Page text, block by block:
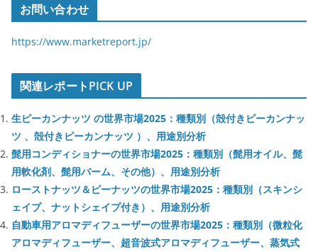
お問い合わせ
https://www.marketreport.jp/
関連レポートPICK UP
生ピーカンナッツ の世界市場2025：種類別（殻付きピーカンナッ
ツ 、殻付きピーカンナッツ ）、用途別分析
髭用コンディショナーの世界市場2025：種類別（髭用オイル、髭
用軟化剤、髭用バーム、その他）、用途別分析
ローストナッツ＆ピーナッツの世界市場2025：種類別（スキンシ
ェイプ、ナットシェイプ付き）、用途別分析
自動車用アロマディフューザーの世界市場2025：種類別（微粒化
アロマディフューザー、超音波式アロマディフューザー、蒸気式